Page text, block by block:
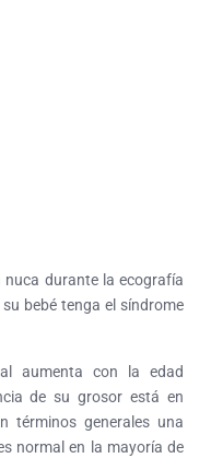
durante la ecografía
bebé tenga el síndrome
aumenta con la edad
de su grosor está en
términos generales una
normal en la mayoría de